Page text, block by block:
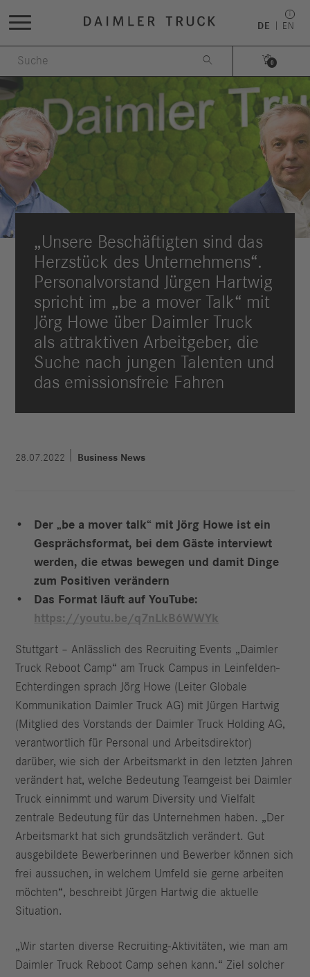
DE EN
 
0
„Unsere Beschäftigten sind das
Herzstück des Unternehmens“.
Personalvorstand Jürgen Hartwig
spricht im „be a mover Talk“ mit
Jörg Howe über Daimler Truck
als attraktiven Arbeitgeber, die
Suche nach jungen Talenten und
das emissionsfreie Fahren
28.07.2022 Business News
Der „be a mover talk“ mit Jörg Howe ist ein
Gesprächsformat, bei dem Gäste interviewt
werden, die etwas bewegen und damit Dinge
zum Positiven verändern
Das Format läuft auf YouTube:
https://youtu.be/q7nLkB6WWYk
Stuttgart – Anlässlich des Recruiting Events „Daimler
Truck Reboot Camp“ am Truck Campus in Leinfelden-
Echterdingen sprach Jörg Howe (Leiter Globale
Kommunikation Daimler Truck AG) mit Jürgen Hartwig
(Mitglied des Vorstands der Daimler Truck Holding AG,
verantwortlich für Personal und Arbeitsdirektor)
darüber, wie sich der Arbeitsmarkt in den letzten Jahren
verändert hat, welche Bedeutung Teamgeist bei Daimler
Truck einnimmt und warum Diversity und Vielfalt
zentrale Bedeutung für das Unternehmen haben. „Der
Arbeitsmarkt hat sich grundsätzlich verändert. Gut
ausgebildete Bewerberinnen und Bewerber können sich
frei aussuchen, in welchem Umfeld sie gerne arbeiten
möchten“, beschreibt Jürgen Hartwig die aktuelle
Situation.
„Wir starten diverse Recruiting-Aktivitäten, wie man am
Daimler Truck Reboot Camp sehen kann.“ Ziel solcher